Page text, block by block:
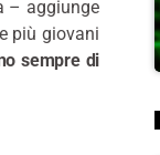
– aggiunge
più giovani
sempre di